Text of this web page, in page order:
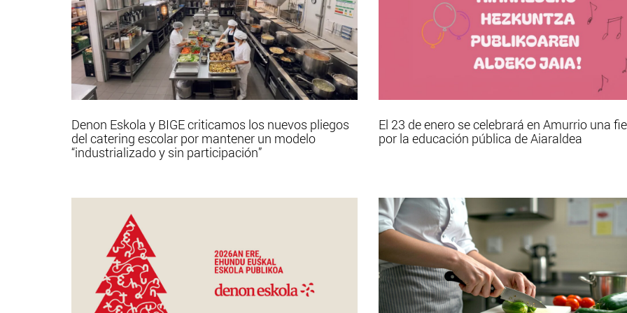
Denon Eskola y BIGE criticamos los nuevos pliegos
del catering escolar por mantener un modelo
“industrializado y sin participación”
El 23 de enero se celebrará en Amurrio una
por la educación pública de Aiaraldea